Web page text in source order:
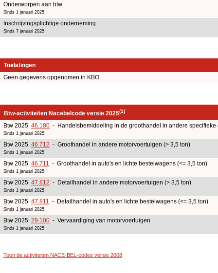
Onderworpen aan btw
Sinds 1 januari 2025
Inschrijvingsplichtige onderneming
Sinds 7 januari 2025
Toelatingen
Geen gegevens opgenomen in KBO.
Btw-activiteiten Nacebelcode versie 2025(1)
Btw 2025 46.180 - Handelsbemiddeling in de groothandel in andere specifieke
Sinds 1 januari 2025
Btw 2025 46.712 - Groothandel in andere motorvoertuigen (> 3,5 ton)
Sinds 1 januari 2025
Btw 2025 46.711 - Groothandel in auto's en lichte bestelwagens (<= 3,5 ton)
Sinds 1 januari 2025
Btw 2025 47.812 - Detailhandel in andere motorvoertuigen (> 3,5 ton)
Sinds 1 januari 2025
Btw 2025 47.811 - Detailhandel in auto's en lichte bestelwagens (<= 3,5 ton)
Sinds 1 januari 2025
Btw 2025 29.100 - Vervaardiging van motorvoertuigen
Sinds 1 januari 2025
Toon de activiteiten NACE-BEL-codes versie 2008